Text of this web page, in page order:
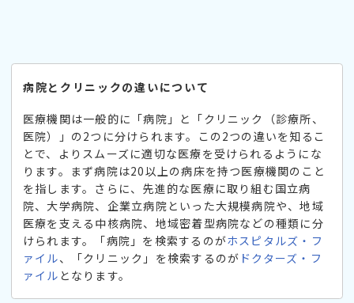
病院とクリニックの違いについて
医療機関は一般的に「病院」と「クリニック（診療所、
医院）」の2つに分けられます。この2つの違いを知るこ
とで、よりスムーズに適切な医療を受けられるようにな
ります。まず病院は20以上の病床を持つ医療機関のこと
を指します。さらに、先進的な医療に取り組む国立病
院、大学病院、企業立病院といった大規模病院や、地域
医療を支える中核病院、地域密着型病院などの種類に分
けられます。「病院」を検索するのがホスピタルズ・フ
ァイル、「クリニック」を検索するのが ドクターズ・フ
ァイル となります。